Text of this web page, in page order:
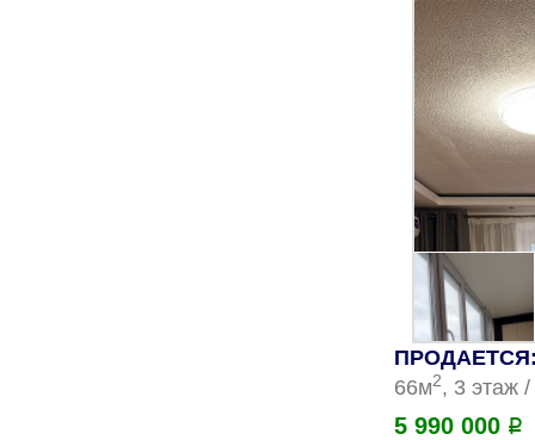
ПРОДАЕТСЯ:
66м2, 3 этаж
5 990 000 Р